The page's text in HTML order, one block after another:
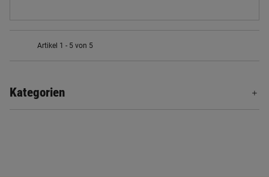
Artikel 1 - 5 von 5
Kategorien